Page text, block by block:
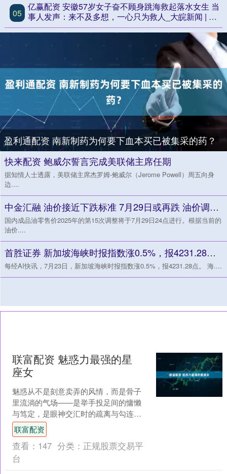
05
亿赢配资 安徽57岁女子奋不顾身跳海救起落水女生 当
事人发声：来不及多想，一心只为救人_大皖新闻 | 安
徽网
盈利通配资 南新制药为何要下血本买已被集采的药？
快来配资 鲍威尔誓言完成美联储主席任期
据知情人士透露，美联储主席杰罗姆-鲍威尔（Jerome Powell）周五向身
边....
中金汇融 油价接近下跌标准 7月29日或再跌 油价调整搁浅状态
国内成品油零售价2025年的第15次调整将于7月29日24点进行。根据当前的
油价....
首胜证券 新加坡海峡时报指数涨0.5%，报4231.28点。
每经AI快讯，7月23日，新加坡海峡时报指数涨0.5%，报4231.28点。 海....
联富配资 魅惑力最强的星
座女
魅惑从不是刻意卖弄的风情，而是骨子
里流淌的气场——是举手投足间的慵懒
与笃定，是眼神交汇时的疏离与勾连，
更是不迎合、不讨好，却能让人甘愿沉
沦的清醒。有些星座女天生....
联富配资
查看： 147 分类： 正规股票交易平
台